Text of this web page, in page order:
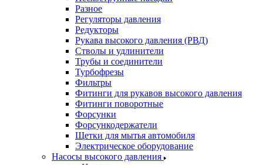
Разное
Регуляторы давления
Редукторы
Рукава высокого давления (РВД)
Стволы и удлинители
Трубы и соединители
Турбофрезы
Фильтры
Фитинги для рукавов высокого давления
Фитинги поворотные
Форсунки
Форсункодержатели
Щетки для мытья автомобиля
Электрическое оборудование
Насосы высокого давления